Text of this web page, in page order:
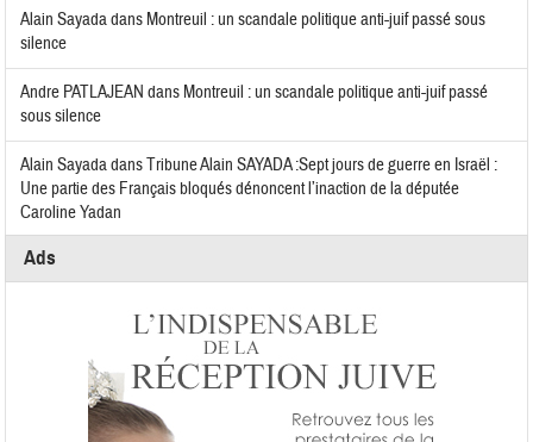
Alain Sayadadans Montreuil : un scandale politique anti-juif passé sous
silence
Andre PATLAJEAN dans Montreuil : un scandale politique anti-juif passé
sous silence
Alain SayadadansTribune Alain SAYADA :Sept jours de guerre en Israël :
Une partie des Français bloqués dénoncent l’inaction de la députée
Caroline Yadan
Ads